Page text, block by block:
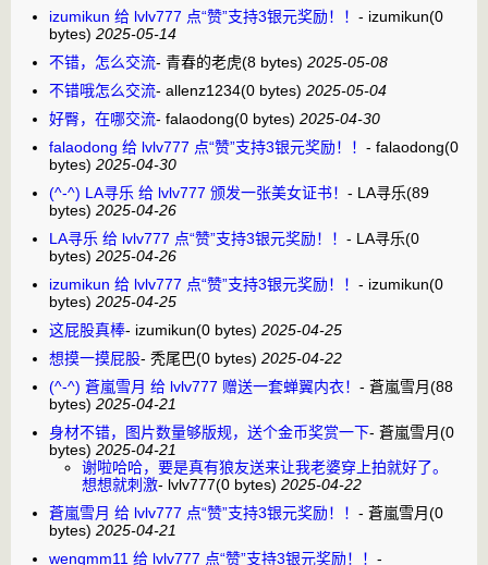
izumikun 给 lvlv777 点“赞”支持3银元奖励！！ - izumikun(0
bytes) 2025-05-14
不错，怎么交流- 青春的老虎(8 bytes) 2025-05-08
不错哦怎么交流- allenz1234(0 bytes) 2025-05-04
好臀，在哪交流- falaodong(0 bytes) 2025-04-30
falaodong 给 lvlv777 点“赞”支持3银元奖励！！ - falaodong(0
bytes) 2025-04-30
(^-^) LA寻乐 给 lvlv777 颁发一张美女证书！ - LA寻乐(89
bytes) 2025-04-26
LA寻乐 给 lvlv777 点“赞”支持3银元奖励！！ - LA寻乐(0
bytes) 2025-04-26
izumikun 给 lvlv777 点“赞”支持3银元奖励！！ - izumikun(0
bytes) 2025-04-25
这屁股真棒- izumikun(0 bytes) 2025-04-25
想摸一摸屁股- 秃尾巴(0 bytes) 2025-04-22
(^-^) 蒼嵐雪月 给 lvlv777 赠送一套蝉翼内衣！ - 蒼嵐雪月(88
bytes) 2025-04-21
身材不错，图片数量够版规，送个金币奖赏一下- 蒼嵐雪月(0
bytes) 2025-04-21
谢啦哈哈，要是真有狼友送来让我老婆穿上拍就好了。
想想就刺激- lvlv777(0 bytes) 2025-04-22
蒼嵐雪月 给 lvlv777 点“赞”支持3银元奖励！！ - 蒼嵐雪月(0
bytes) 2025-04-21
wenqmm11 给 lvlv777 点“赞”支持3银元奖励！！ -